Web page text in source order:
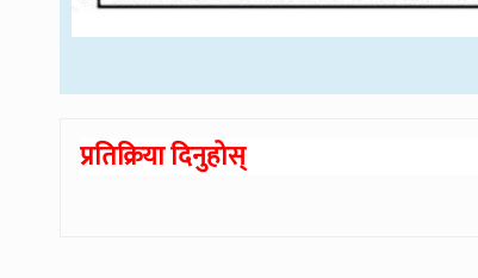
प्रतिक्रिया दिनुहोस्